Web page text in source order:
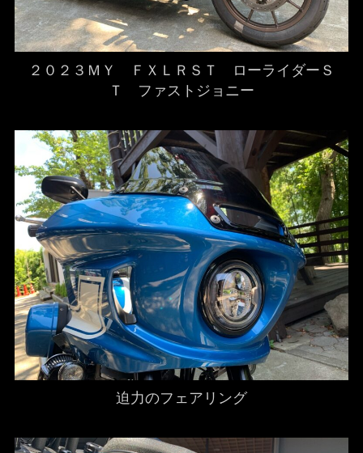
２０２３ＭＹ ＦＸＬＲＳＴ ローライダーＳ
Ｔ ファストジョニー
迫力のフェアリング